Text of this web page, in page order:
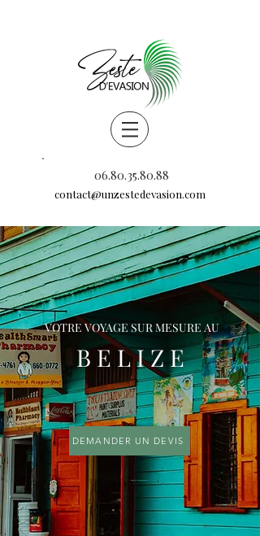
06.80.35.80.88
contact@unzestedevasion.com
VOTRE VOYAGE SUR MESURE AU
B E L I Z E
DEMANDER UN DEVIS